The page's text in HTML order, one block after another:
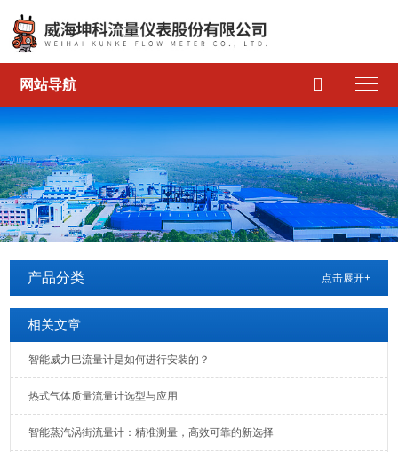
网站导航 
产品分类 点击展开+
相关文章
智能威力巴流量计是如何进行安装的？
热式气体质量流量计选型与应用
智能蒸汽涡街流量计：精准测量，高效可靠的新选择